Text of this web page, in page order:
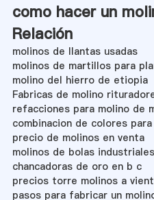
como hacer un
Relación
molinos de llantas usadas
molinos de martillos para
molino del hierro de etiopia
Fabricas de molino
refacciones para molino de
combinacion de colores
precio de molinos en venta
molinos de bolas industriales
chancadoras de oro en b c
precios torre molinos a
pasos para fabricar un